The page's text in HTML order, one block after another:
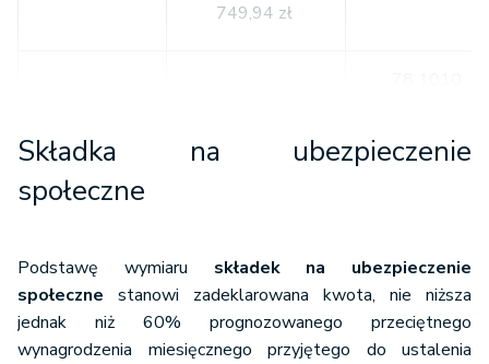
749,94 zł
2613 9520
0000
Fundusz
Pracy
62,67 zł
2613 9530
0000
Składka na ubezpieczenie
społeczne
Podstawę wymiaru składek na ubezpieczenie
społeczne stanowi zadeklarowana kwota, nie niższa
jednak niż 60% prognozowanego przeciętnego
wynagrodzenia miesięcznego przyjętego do ustalenia